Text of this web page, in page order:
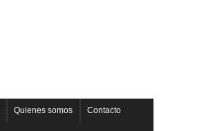
Quienes somos Contacto